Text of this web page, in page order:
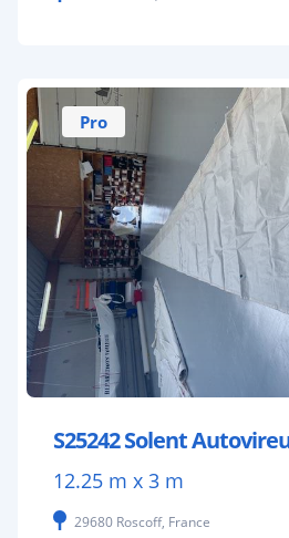
Pro
S25242 Solent
12.25 m x 3 m
29680 Roscoff, France